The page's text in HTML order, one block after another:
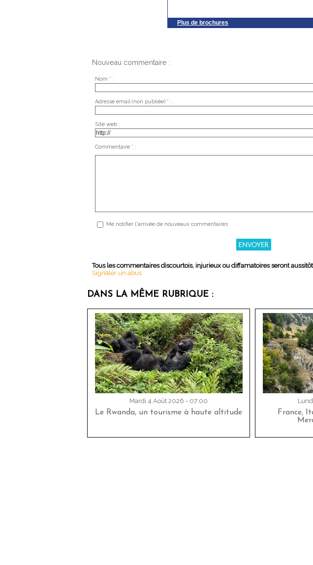
Plus de brochures
Nouveau commentaire :
Nom * :
Adresse email (non publiée) * :
Site web :
Commentaire * :
Me notifier l'arrivée de nouveaux commentaires
Tous les commentaires discourtois, injurieux ou diffamatoires seront
Signaler un abus
DANS LA MÊME RUBRIQUE :
Mardi 4 Août 2026 - 07:00
Le Rwanda, un tourisme à haute altitude
France,